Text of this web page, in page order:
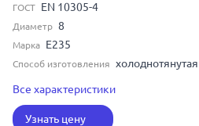
ГОСТ EN 10305-4
Диаметр 8
Марка E235
Способ изготовления холоднотянутая
Все характеристики
Узнать цену